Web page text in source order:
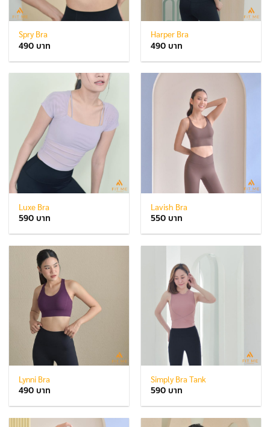
Spry Bra
490
Harper Bra
490
Luxe Bra
590
Lavish Bra
550
Lynni Bra
490
Simply Bra Tank
590